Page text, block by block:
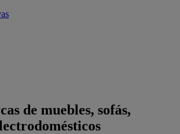
de muebles, sofás,